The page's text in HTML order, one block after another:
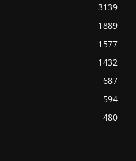
3139
1889
1577
1432
687
594
480